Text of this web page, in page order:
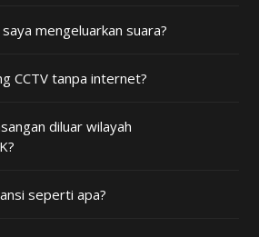
saya mengeluarkan suara?
CCTV tanpa internet?
diluar wilayah
seperti apa?